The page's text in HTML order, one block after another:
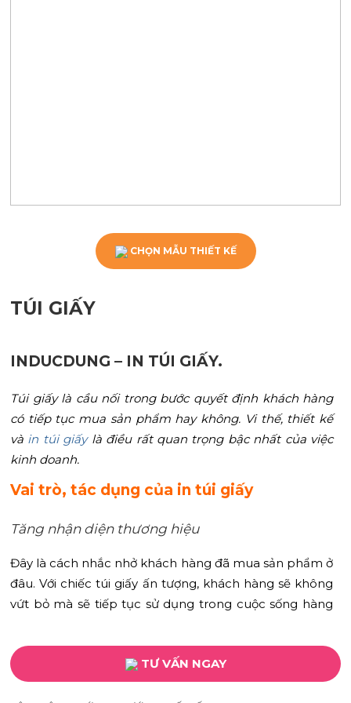
CHỌN MẪU THIẾT KẾ
TÚI GIẤY
INDUCDUNG – IN TÚI GIẤY.
Túi giấy là cầu nối trong bước quyết định khách hàng
có tiếp tục mua sản phẩm hay không. Vi thế, thiết kế
và in túi giấylà điều rất quan trọng bậc nhất của việc
kinh doanh.
Vai trò, tác dụng của in túi giấy
Tăng nhận diện thương hiệu
Đây là cách nhắc nhở khách hàng đã mua sản phẩm ở
đâu. Với chiếc túi giấy ấn tượng, khách hàng sẽ không
vứt bỏ mà sẽ tiếp tục sử dụng trong cuộc sống hàng
Lan tỏa thương hiệu, giúp nhiều người biết đến
Với thiết kế ấn tượng, chắc chắn túi giấy của bạn sẽ
TƯ VẤN NGAY